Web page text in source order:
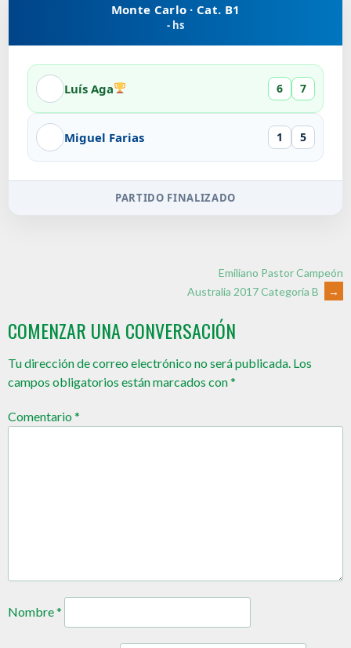
Monte Carlo · Cat. B1
- hs
Luís Aga 6 7
Miguel Farias 1 5
PARTIDO FINALIZADO
Emiliano Pastor Campeón
Australia 2017 Categoría B
→
COMENZAR UNA CONVERSACIÓN
Tu dirección de correo electrónico no será publicada. Los
campos obligatorios están marcados con*
Comentario*
Nombre*